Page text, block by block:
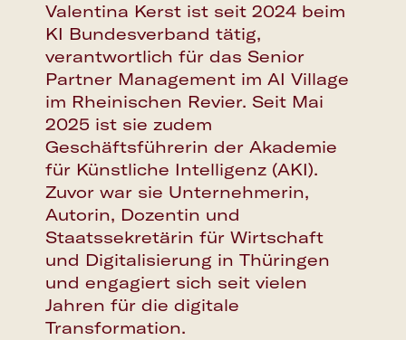
Valentina Kerst ist seit 2024 beim
KI Bundesverband tätig,
verantwortlich für das Senior
Partner Management im AI Village
im Rheinischen Revier. Seit Mai
2025 ist sie zudem
Geschäftsführerin der Akademie
für Künstliche Intelligenz (AKI).
Zuvor war sie Unternehmerin,
Autorin, Dozentin und
Staatssekretärin für Wirtschaft
und Digitalisierung in Thüringen
und engagiert sich seit vielen
Jahren für die digitale
Transformation.